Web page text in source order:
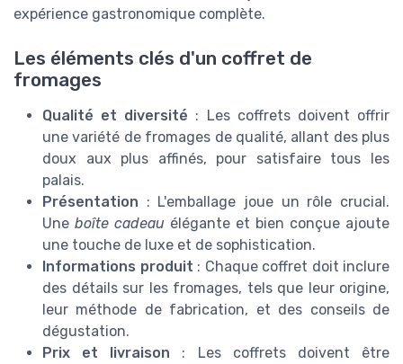
expérience gastronomique complète.
Les éléments clés d'un coffret de
fromages
Qualité et diversité : Les coffrets doivent offrir
une variété de fromages de qualité, allant des plus
doux aux plus affinés, pour satisfaire tous les
palais.
Présentation : L'emballage joue un rôle crucial.
Une boîte cadeau élégante et bien conçue ajoute
une touche de luxe et de sophistication.
Informations produit : Chaque coffret doit inclure
des détails sur les fromages, tels que leur origine,
leur méthode de fabrication, et des conseils de
dégustation.
Prix et livraison : Les coffrets doivent être